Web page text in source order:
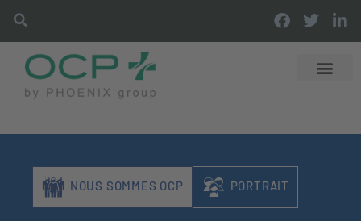
NOUS SOMMES OCP PORTRAIT